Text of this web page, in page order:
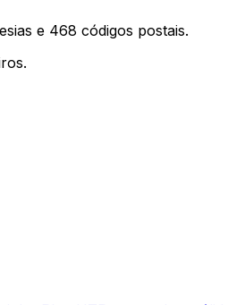
e 468 códigos postais.